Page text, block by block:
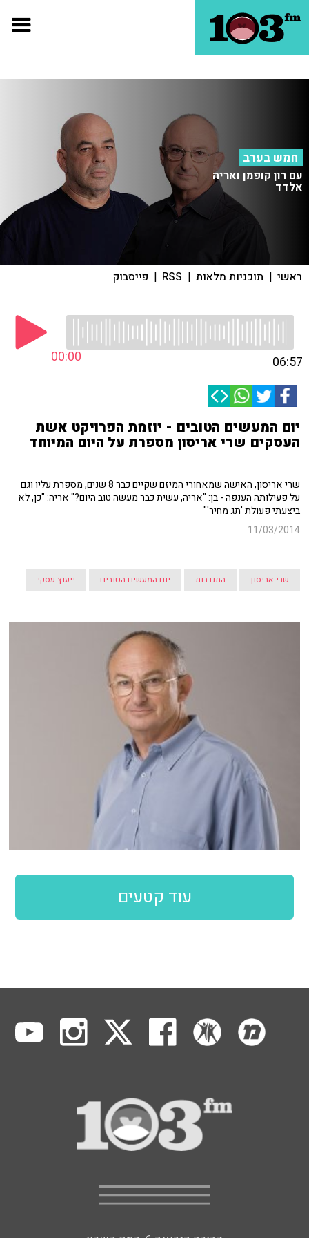
חמש בערב
עם רון קופמן ואריה
אלדד
ראשי | תוכניות מלאות |
RSS
| פייסבוק
00:00 06:57
יום המעשים הטובים - יוזמת הפרויקט אשת
העסקים שרי אריסון מספרת על היום המיוחד
שרי אריסון, האישה שמאחורי המיזם שקיים כבר 8 שנים, מספרת עליו וגם
על פעילותה הענפה - בן: "אריה, עשית כבר מעשה טוב היום?" אריה: "כן, לא
ביצעתי פעולת 'תג מחיר'"
11/03/2014
שרי אריסון התנדבות יום המעשים הטובים ייעוץ עסקי
עוד קטעים